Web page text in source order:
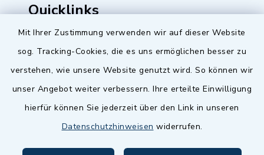
Mit Ihrer Zustimmung verwenden wir auf dieser Website
sog. Tracking-Cookies, die es uns ermöglichen besser zu
verstehen, wie unsere Website genutzt wird. So können wir
unser Angebot weiter verbessern. Ihre erteilte Einwilligung
hierfür können Sie jederzeit über den Link in unseren
Datenschutzhinweisen widerrufen.
Quicklinks
Baupilot
Serviceportal Baden-Württemberg
Website in Leichter Sprache